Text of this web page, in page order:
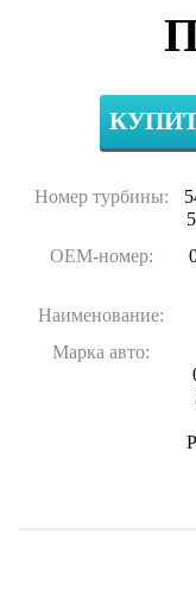
Номер турбины:
OEM-номер:
Наименование:
Марка авто: